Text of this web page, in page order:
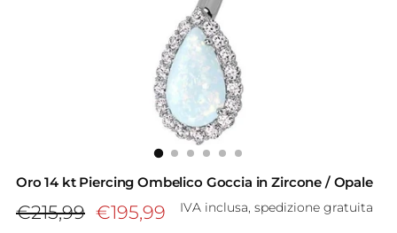
Oro 14 kt Piercing Ombelico Goccia in Zircone / Opale
Prezzo
€215,99 €195,99 IVA inclusa, spedizione gratuita